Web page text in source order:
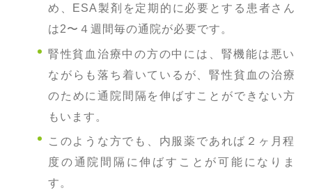
め、ESA製剤を定期的に必要とする患者さん
は2〜４週間毎の通院が必要です。
腎性貧血治療中の方の中には、腎機能は悪い
ながらも落ち着いているが、腎性貧血の治療
のために通院間隔を伸ばすことができない方
もいます。
このような方でも、内服薬であれば２ヶ月程
度の通院間隔に伸ばすことが可能になりま
す。